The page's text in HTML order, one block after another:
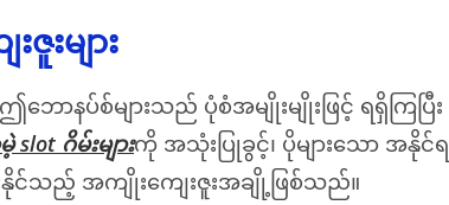
းများ
နပ်စ်များသည် ပုံစံအမျိုးမျိုးဖြင့် ရရှိကြပြီး
slot ဂိမ်းများကို အသုံးပြုခွင့်၊ ပိုများသော အနိုင်ရ
နိုင်သည့် အကျိုးကျေးဇူးအချို့ဖြစ်သည်။